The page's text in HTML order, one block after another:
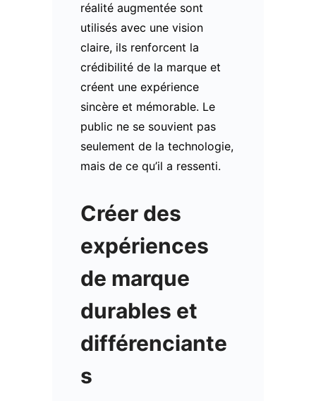
réalité augmentée sont
utilisés avec une vision
claire, ils renforcent la
crédibilité de la marque et
créent une expérience
sincère et mémorable. Le
public ne se souvient pas
seulement de la technologie,
mais de ce qu’il a ressenti.
Créer des
expériences
de marque
durables et
différenciante
s